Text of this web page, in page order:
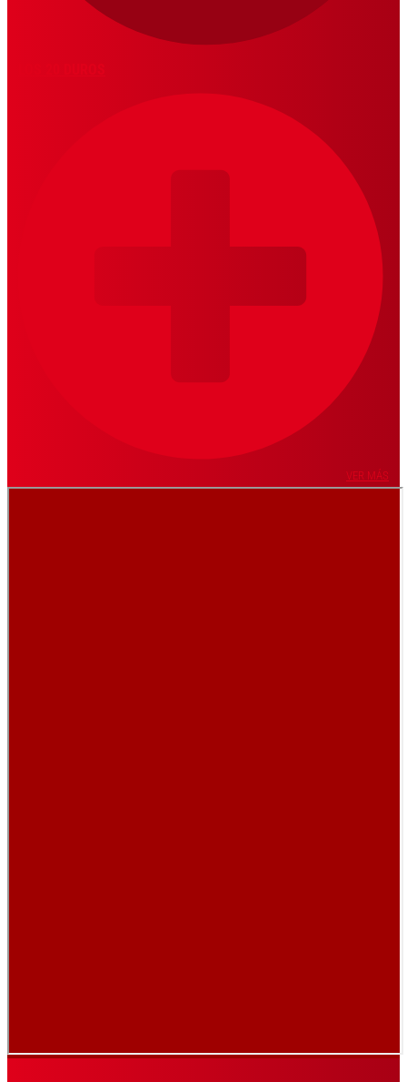
VER MÁS